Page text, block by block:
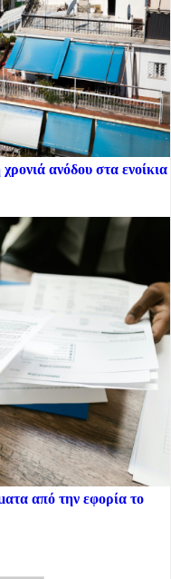
ανόδου στα ενοίκια
από την εφορία το